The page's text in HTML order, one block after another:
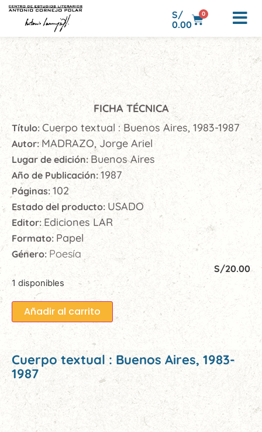
S/
0.00
0
FICHA TÉCNICA
Título: Cuerpo textual : Buenos Aires, 1983-1987
Autor: MADRAZO, Jorge Ariel
Lugar de edición: Buenos Aires
Año de Publicación:1987
Páginas: 102
Estado del producto: USADO
Editor:Ediciones LAR
Formato: Papel
Género:Poesía
S/20.00
1 disponibles
Añadir al carrito
Cuerpo textual : Buenos Aires, 1983-
1987